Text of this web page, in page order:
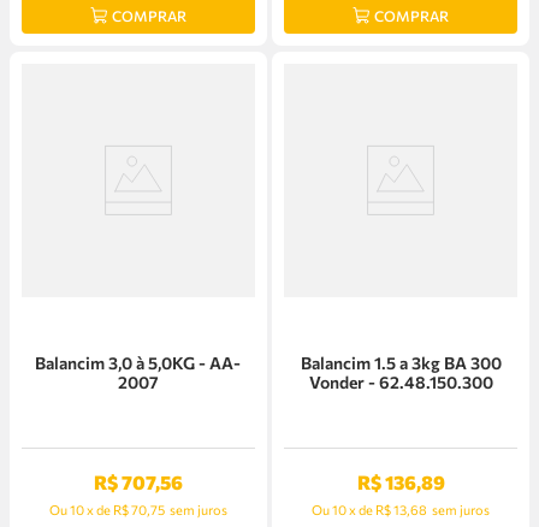
COMPRAR COMPRAR
Balancim 3,0 à 5,0KG - AA-
2007
R$707,56
Ou10xde R$ 70,75 sem juros
Balancim 1.5 a 3kg BA 300
Vonder - 62.48.150.300
R$136,89
Ou10xde R$ 13,68 sem juros